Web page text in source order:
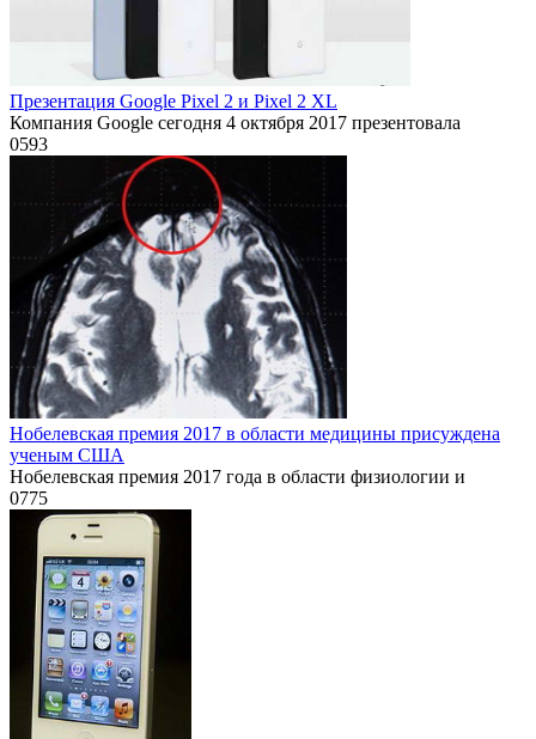
Презентация Google Pixel 2 и Pixel 2 XL
Компания Google сегодня 4 октября 2017 презентовала
0593
Нобелевская премия 2017 в области медицины присуждена
ученым США
Нобелевская премия 2017 года в области физиологии и
0775